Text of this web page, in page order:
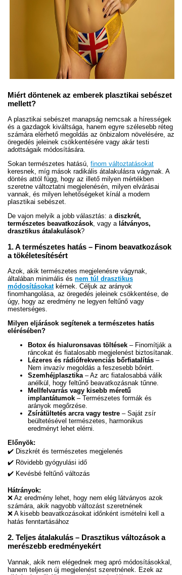
Miért döntenek az emberek plasztikai sebészet
mellett?
A plasztikai sebészet manapság nemcsak a hírességek
és a gazdagok kiváltsága, hanem egyre szélesebb réteg
számára elérhető megoldás az önbizalom növelésére, az
öregedés jeleinek csökkentésére vagy akár testi
adottságaik módosítására.
Sokan természetes hatású, finom változtatásokat
keresnek, míg mások radikális átalakulásra vágynak. A
döntés attól függ, hogy az illető milyen mértékben
szeretne változtatni megjelenésén, milyen elvárásai
vannak, és milyen lehetőségeket kínál a modern
plasztikai sebészet.
De vajon melyik a jobb választás: a diszkrét,
természetes beavatkozások , vagy a látványos,
drasztikus átalakulások?
1. A természetes hatás – Finom beavatkozások
a tökéletesítésért
Azok, akik természetes megjelenésre vágynak,
általában minimális és nem túl drasztikus
módosításokatkérnek. Céljuk az arányok
finomhangolása, az öregedés jeleinek csökkentése, de
úgy, hogy az eredmény ne legyen feltűnő vagy
mesterséges.
Milyen eljárások segítenek a természetes hatás
elérésében?
Botox és hialuronsavas töltések – Finomítják a
ráncokat és fiatalosabb megjelenést biztosítanak.
Lézeres és rádiófrekvenciás bőrfiatalítás –
Nem invazív megoldás a feszesebb bőrért.
Szemhéjplasztika– Az arc fiatalosabbá válik
anélkül, hogy feltűnő beavatkozásnak tűnne.
Mellfelvarrás vagy kisebb méretű
implantátumok – Természetes formák és
arányok megőrzése.
Zsírátültetés arcra vagy testre – Saját zsír
beültetésével természetes, harmonikus
eredményt lehet elérni.
Előnyök:
✔️ Diszkrét és természetes megjelenés
✔️ Rövidebb gyógyulási idő
✔️ Kevésbé feltűnő változás
Hátrányok:
❌ Az eredmény lehet, hogy nem elég látványos azok
számára, akik nagyobb változást szeretnének
❌ A kisebb beavatkozásokat időnként ismételni kell a
hatás fenntartásához
2. Teljes átalakulás – Drasztikus változások a
merészebb eredményekért
Vannak, akik nem elégednek meg apró módosításokkal,
hanem teljesen új megjelenést szeretnének. Ezek az